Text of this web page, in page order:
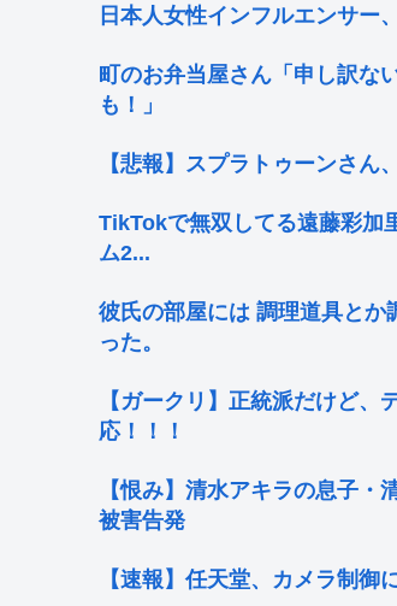
日本人女性インフルエンサー
町のお弁当屋さん「申し訳
も！」
【悲報】スプラトゥーンさ
TikTokで無双してる遠藤彩加
ム2...
彼氏の部屋には 調理道具とか
った。
【ガークリ】正統派だけど
応！！！
【恨み】清水アキラの息子・
被害告発
【速報】任天堂、カメラ制